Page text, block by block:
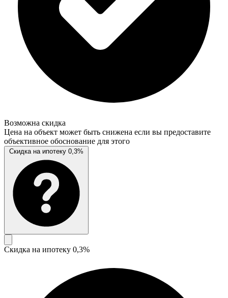
Возможна скидка
Цена на объект может быть снижена если вы предоставите
объективное обоснование для этого
Скидка на ипотеку 0,3%
Скидка на ипотеку 0,3%